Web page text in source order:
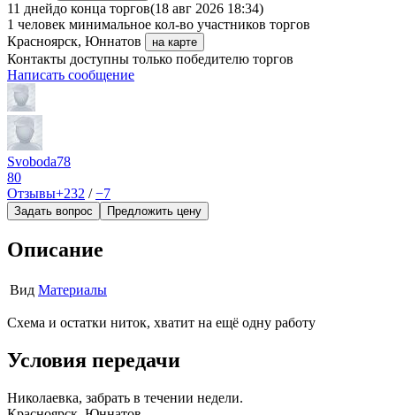
11 днейдо конца торгов(18 авг 2026 18:34)
1 человек минимальное кол-во участников торгов
Красноярск, Юннатов
на карте
Контакты доступны только победителю торгов
Написать сообщение
Svoboda78
80
Отзывы+232 /−7
Задать вопрос Предложить цену
Описание
Вид Материалы
Схема и остатки ниток, хватит на ещё одну работу
Условия передачи
Николаевка, забрать в течении недели.